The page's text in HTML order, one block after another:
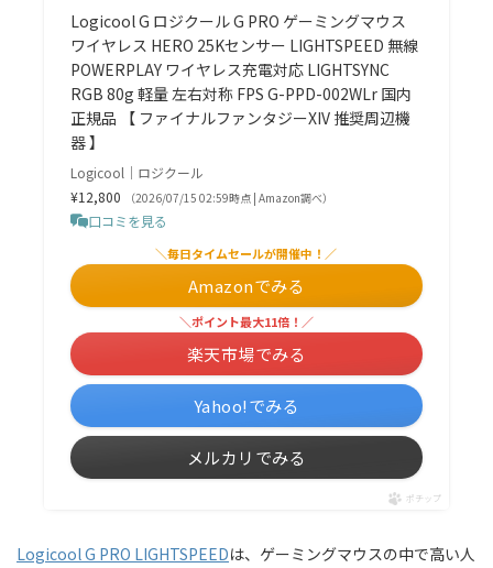
Logicool G ロジクール G PRO ゲーミングマウス
ワイヤレス HERO 25Kセンサー LIGHTSPEED 無線
POWERPLAY ワイヤレス充電対応 LIGHTSYNC
RGB 80g 軽量 左右対称 FPS G-PPD-002WLr 国内
正規品 【 ファイナルファンタジーXIV 推奨周辺機
器 】
Logicool｜ロジクール
¥12,800
（2026/07/15 02:59時点 | Amazon調べ）
口コミを見る
＼毎日タイムセールが開催中！／
Amazonでみる
＼ポイント最大11倍！／
楽天市場でみる
Yahoo!でみる
メルカリでみる
ポチップ
Logicool G PRO LIGHTSPEEDは、ゲーミングマウスの中で高い人